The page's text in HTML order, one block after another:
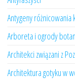
Antygeny
Arboreta i ogrody
Architekci związani z
Architektura gotyku w